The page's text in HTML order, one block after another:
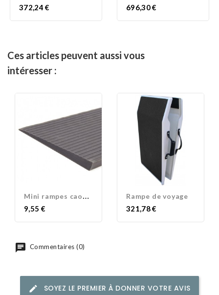
Prix
372,24 € Prix
696,30 €
Ces articles peuvent aussi vous
intéresser :
M
ini rampes caoutchouc
Prix
9,55 €
Rampe de voyage
Prix
321,78 €
Commentaires (0)
SOYEZ LE PREMIER À DONNER VOTRE AVIS